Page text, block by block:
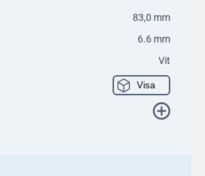
83,0 mm
6.6 mm
Vit
Visa